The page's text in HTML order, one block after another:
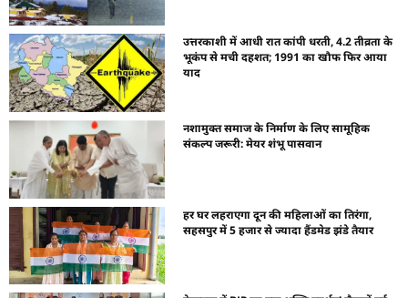
उत्तरकाशी में आधी रात कांपी धरती, 4.2 तीव्रता के
भूकंप से मची दहशत; 1991 का खौफ फिर आया
याद
नशामुक्त समाज के निर्माण के लिए सामूहिक
संकल्प जरूरी: मेयर शंभू पासवान
हर घर लहराएगा दून की महिलाओं का तिरंगा,
सहसपुर में 5 हजार से ज्यादा हैंडमेड झंडे तैयार